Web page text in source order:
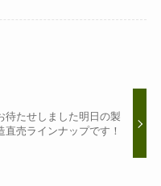
待たせしました明日の製
直売ラインナップです！